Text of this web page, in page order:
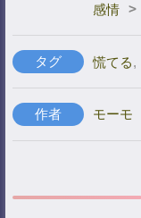
感情 >
タグ 慌てる,
作者 モーモ